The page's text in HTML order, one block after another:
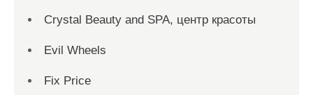
Crystal Beauty and SPA, центр красоты
Evil Wheels
Fix Price